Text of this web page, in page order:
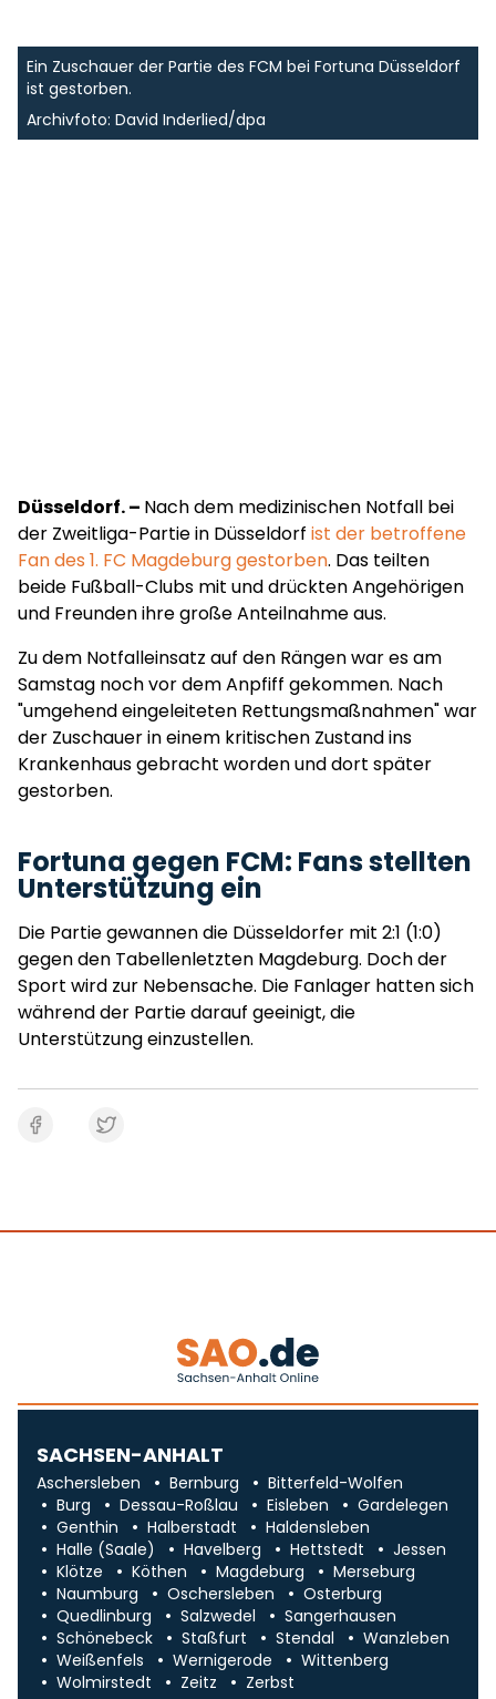
Ein Zuschauer der Partie des FCM bei Fortuna Düsseldorf
ist gestorben.
Archivfoto: David Inderlied/dpa
Düsseldorf. – Nach dem medizinischen Notfall bei
der Zweitliga-Partie in Düsseldorf ist der betroffene
Fan des 1. FC Magdeburg gestorben. Das teilten
beide Fußball-Clubs mit und drückten Angehörigen
und Freunden ihre große Anteilnahme aus.
Zu dem Notfalleinsatz auf den Rängen war es am
Samstag noch vor dem Anpfiff gekommen. Nach
"umgehend eingeleiteten Rettungsmaßnahmen" war
der Zuschauer in einem kritischen Zustand ins
Krankenhaus gebracht worden und dort später
gestorben.
Fortuna gegen FCM: Fans stellten
Unterstützung ein
Die Partie gewannen die Düsseldorfer mit 2:1 (1:0)
gegen den Tabellenletzten Magdeburg. Doch der
Sport wird zur Nebensache. Die Fanlager hatten sich
während der Partie darauf geeinigt, die
Unterstützung einzustellen.
SACHSEN-ANHALT
Aschersleben Bernburg
Bitterfeld-Wolfen
Burg
Dessau-Roßlau Eisleben
Gardelegen
Genthin
Halberstadt
Haldensleben
Halle (Saale)
Havelberg Hettstedt
Jessen
Klötze
Köthen Magdeburg
Merseburg
Naumburg
Oschersleben
Osterburg
Quedlinburg
Salzwedel
Sangerhausen
Schönebeck
Staßfurt Stendal
Wanzleben
Weißenfels
Wernigerode
Wittenberg
Wolmirstedt
Zeitz Zerbst